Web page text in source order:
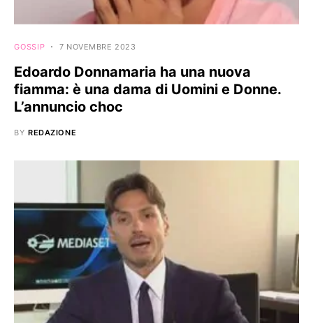
GOSSIP 7 NOVEMBRE 2023
Edoardo Donnamaria ha una nuova
fiamma: è una dama di Uomini e Donne.
L’annuncio choc
BY REDAZIONE